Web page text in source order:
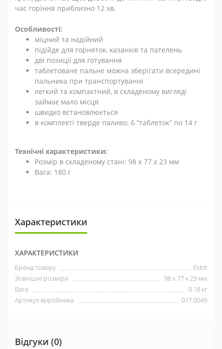
час горіння приблизно 12 хв.
Особливості:
міцний та надійний
підійде для горняток, казанків та пателень
дві позиції для готування
таблетоване пальне можна зберігати всередині
пальника при транспортуванні
легкий та компактний, в складеному вигляді
займає мало місця
швидко встановлюється
в комплекті тверде паливо: 6 “таблеток” по 14 г
Технічні характеристики:
Розмір в складеному стані: 98 x 77 x 23 мм
Вага: 180 г
Характеристики
ХАРАКТЕРИСТИКИ
Бренд товару
Esbit
Зовнішні розміри
98 x 77 x 23 мм
Вага
0.18 кг
Артикул виробника
017.0049
Відгуки (0)